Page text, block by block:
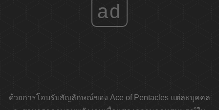
ad
ด้วยการโอบรับสัญลักษณ์ของ Ace of Pentacles แต่ละบุคคล